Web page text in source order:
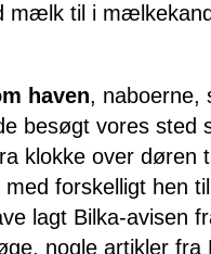
mælk til i
haven, naboerne,
besøgt vores sted
klokke over døren
forskelligt hen
lagt Bilka-avisen
nogle artikler fra